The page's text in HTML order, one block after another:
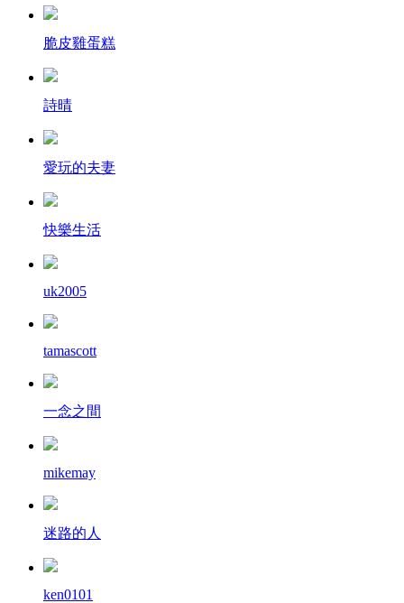
脆皮雞蛋糕
詩晴
愛玩的夫妻
快樂生活
uk2005
tamascott
一念之間
mikemay
迷路的人
ken0101